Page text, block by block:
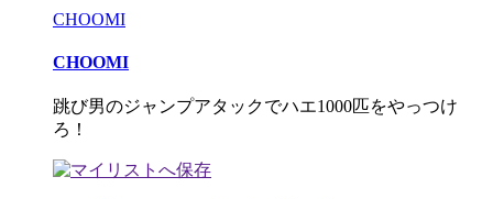
CHOOMI
CHOOMI
跳び男のジャンプアタックでハエ1000匹をやっつけ
ろ！